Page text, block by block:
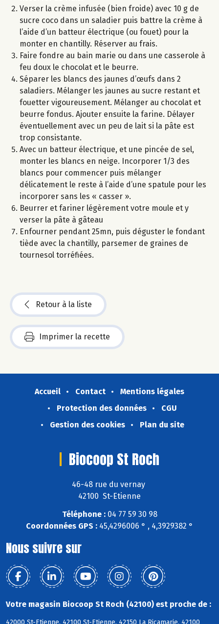
Verser la crème infusée (bien froide) avec 10 g de
sucre coco dans un saladier puis battre la crème à
l’aide d’un batteur électrique (ou fouet) pour la
monter en chantilly. Réserver au frais.
Faire fondre au bain marie ou dans une casserole à
feu doux le chocolat et le beurre.
Séparer les blancs des jaunes d’œufs dans 2
saladiers. Mélanger les jaunes au sucre restant et
fouetter vigoureusement. Mélanger au chocolat et
beurre fondus. Ajouter ensuite la farine. Délayer
éventuellement avec un peu de lait si la pâte est
trop consistante.
Avec un batteur électrique, et une pincée de sel,
monter les blancs en neige. Incorporer 1/3 des
blancs pour commencer puis mélanger
délicatement le reste à l’aide d’une spatule pour les
incorporer sans les « casser ».
Beurrer et fariner légèrement votre moule et y
verser la pâte à gâteau
Enfourner pendant 25mn, puis déguster le fondant
tiède avec la chantilly, parsemer de graines de
tournesol torréfiées.
Retour à la liste
Imprimer la recette
Accueil Contact
Mentions légales
Protection des données
CGU
Gestion des cookies
Plan du site
Biocoop St Roch
46-48 rue du vernay
42100 St-Etienne
Téléphone :04 77 59 30 98
Coordonnées GPS : 45,4296006 ° , 4,3929382 °
Nous suivre sur
Votre magasin Biocoop St Roch (42100) est proche de :
42000 St-Etienne, 42100 St-Etienne, 42150 La Ricamarie, 42100